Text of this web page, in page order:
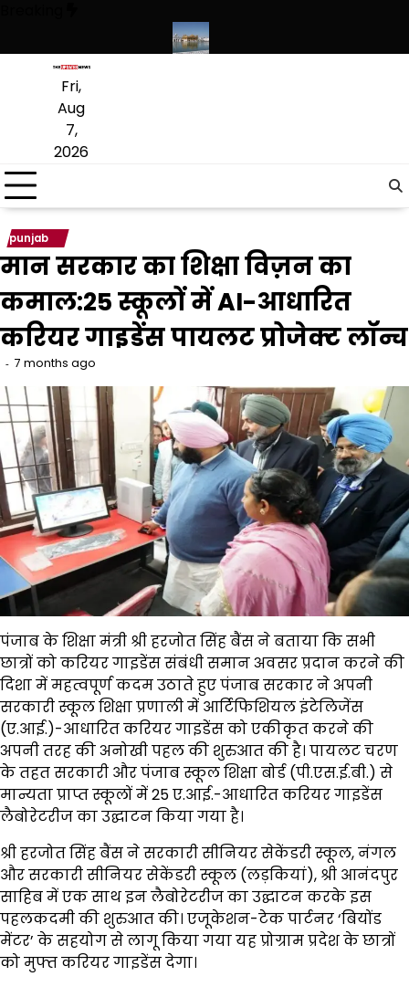
content
Fri,
Aug
7,
2026
punjab
मान सरकार का शिक्षा विज़न का
कमाल:25 स्कूलों में AI-आधारित
करियर गाइडेंस पायलट प्रोजेक्ट लॉन्च
7 months ago
पंजाब के शिक्षा मंत्री श्री हरजोत सिंह बैंस ने बताया कि सभी
छात्रों को करियर गाइडेंस संबंधी समान अवसर प्रदान करने की
दिशा में महत्वपूर्ण कदम उठाते हुए पंजाब सरकार ने अपनी
सरकारी स्कूल शिक्षा प्रणाली में आर्टिफिशियल इंटेलिजेंस
(ए.आई.)-आधारित करियर गाइडेंस को एकीकृत करने की
अपनी तरह की अनोखी पहल की शुरुआत की है। पायलट चरण
के तहत सरकारी और पंजाब स्कूल शिक्षा बोर्ड (पी.एस.ई.बी.) से
मान्यता प्राप्त स्कूलों में 25 ए.आई.-आधारित करियर गाइडेंस
लैबोरेटरीज का उद्घाटन किया गया है।
श्री हरजोत सिंह बैंस ने सरकारी सीनियर सेकेंडरी स्कूल, नंगल
और सरकारी सीनियर सेकेंडरी स्कूल (लड़कियां), श्री आनंदपुर
साहिब में एक साथ इन लैबोरेटरीज का उद्घाटन करके इस
पहलकदमी की शुरुआत की। एजूकेशन-टेक पार्टनर ‘बियोंड
मेंटर’ के सहयोग से लागू किया गया यह प्रोग्राम प्रदेश के छात्रों
को मुफ्त करियर गाइडेंस देगा।